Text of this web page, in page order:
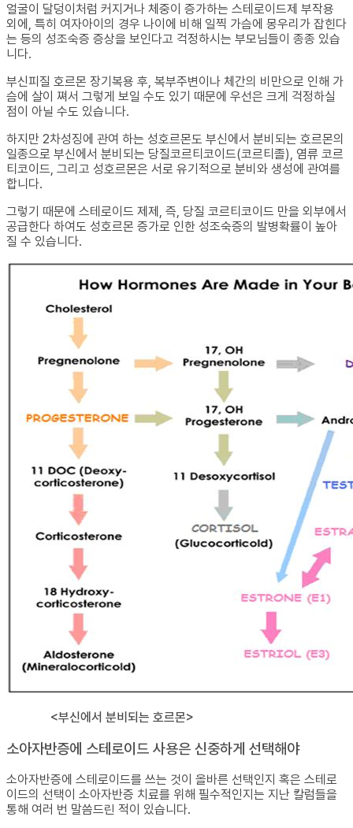
얼굴이 달덩이처럼 커지거나 체중이 증가하는 스테로이드제 부작용
외에, 특히 여자아이의 경우 나이에 비해 일찍 가슴에 몽우리가 잡힌다
는 등의 성조숙증 증상을 보인다고 걱정하시는 부모님들이 종종 있습
니다.
부신피질 호르몬 장기복용 후, 복부주변이나 체간의 비만으로 인해 가
슴에 살이 쪄서 그렇게 보일 수도 있기 때문에 우선은 크게 걱정하실
점이 아닐 수도 있습니다.
하지만 2차성징에 관여 하는 성호르몬도 부신에서 분비되는 호르몬의
일종으로 부신에서 분비되는 당질코르티코이드(코르티졸), 염류 코르
티코이드, 그리고 성호르몬은 서로 유기적으로 분비와 생성에 관여를
합니다.
그렇기 때문에 스테로이드 제제, 즉, 당질 코르티코이드 만을 외부에서
공급한다 하여도 성호르몬 증가로 인한 성조숙증의 발병확률이 높아
질 수 있습니다.
<부신에서 분비되는 호르몬>
소아자반증에 스테로이드 사용은 신중하게 선택해야
소아자반증에 스테로이드를 쓰는 것이 올바른 선택인지 혹은 스테로
이드의 선택이 소아자반증 치료를 위해 필수적인지는 지난 칼럼들을
통해 여러 번 말씀드린 적이 있습니다.